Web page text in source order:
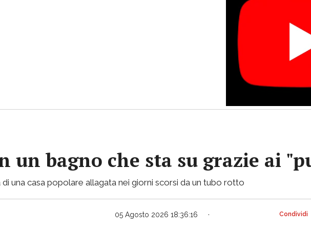
un bagno che sta su grazie ai
una casa popolare allagata nei giorni scorsi da un tubo rotto
05 Agosto 2026 18:36:16